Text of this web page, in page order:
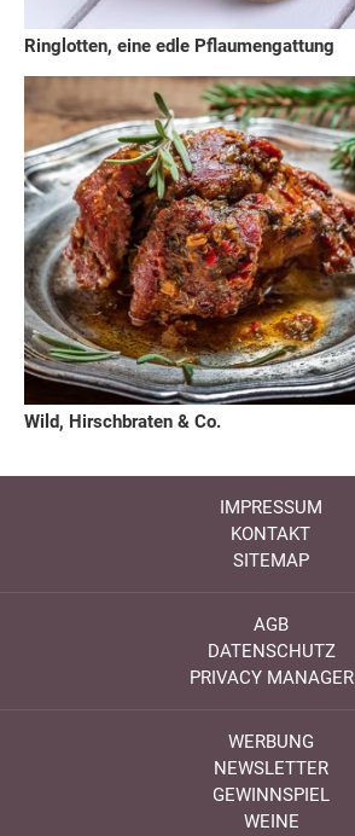
Ringlotten, eine edle Pflaumengattung
Wild, Hirschbraten & Co.
IMPRESSUM
KONTAKT
SITEMAP
AGB
DATENSCHUTZ
PRIVACY MANAGER
WERBUNG
NEWSLETTER
GEWINNSPIEL
WEINE